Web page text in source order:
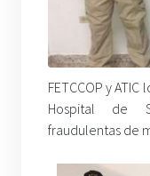
FETCCOP y
Hospital de
fraudulentas de